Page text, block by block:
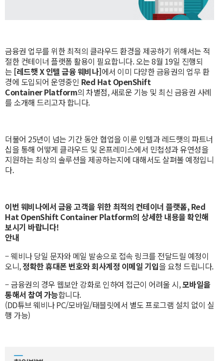
금융권 업무를 위한 최적의 클라우드 환경을 제공하기 위해서는 적
절한 컨테이너 플랫폼 활용이 필요합니다. 오는 8월 19일 진행되
는 [레드햇 X 인텔 금융 웨비나]에서 이미 다양한 금융권의 업무 환
경에 도입되어 운영중인 Red Hat OpenShift
Container Platform의 차별점, 새로운 기능 및 최신 금융권 사례
를 소개해 드리고자 합니다.
더불어 25년이 넘는 기간 동안 협업을 이룬 인텔과 레드햇의 파트너
십을 통해 어떻게 클라우드 및 온프레미스에서 민첩성과 유연성을
지원하는 최상의 솔루션을 제공하는지에 대해서도 살펴볼 예정입니
다.
이번 웨비나에서 금융 고객을 위한 최적의 컨테이너 플랫폼, Red
Hat OpenShift Container Platform의 상세한 내용을 확인해
보시기 바랍니다!
안내
– 웨비나 당일 문자와 메일 발송으로 접속 링크를 전달드릴 예정이
오니,정확한 휴대폰 번호와 회사계정 이메일 기입을 요청 드립니다.
– 금융권의 경우 웹보안 강화로 인하여 접근이 어려울 시,모바일을
통해서 참여 가능합니다.
(DD튜브 웨비나 PC/모바일/태블릿에서 별도 프로그램 설치 없이 실
행 가능)